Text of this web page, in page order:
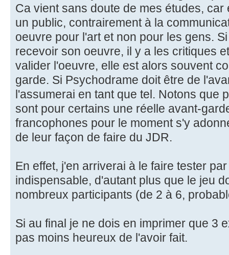
Ca vient sans doute de mes études,
un public, contrairement à la
oeuvre pour l'art et non pour les gens.
recevoir son oeuvre, il y a les critiques
valider l'oeuvre, elle est alors souvent
garde. Si Psychodrame doit être de
l'assumerai en tant que tel. Notons que
sont pour certains une réelle avant-
francophones pour le moment s'y
de leur façon de faire du JDR.
En effet, j'en arriverai à le faire tester
indispensable, d'autant plus que le jeu
nombreux participants (de 2 à 6,
Si au final je ne dois en imprimer que 3
pas moins heureux de l'avoir fait.